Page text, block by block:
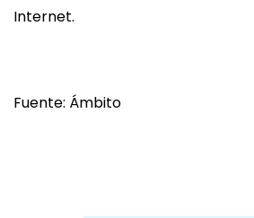
Internet.
Fuente: Ámbito